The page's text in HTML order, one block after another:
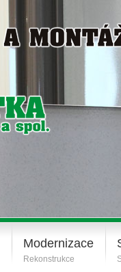
Modernizace
Rekonstrukce